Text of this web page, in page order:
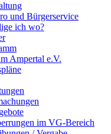
und Bürgerservice
ich wo?
Ampertal e.V.
im VG-Bereich